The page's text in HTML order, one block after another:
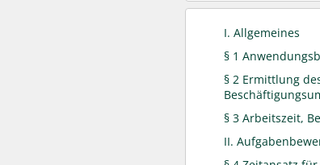
I. Allgemeines
§ 1
§ 2 Ermittlung
§ 3 Arbeitszeit,
II.